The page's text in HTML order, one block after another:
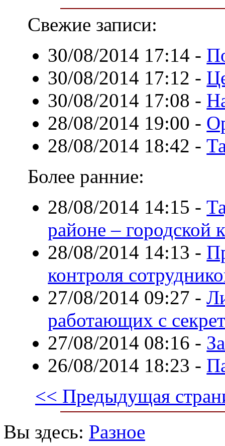
Свежие записи:
30/08/2014 17:14 -
30/08/2014 17:12 -
30/08/2014 17:08 -
28/08/2014 19:00 -
28/08/2014 18:42 -
Более ранние:
28/08/2014 14:15 -
районе – городской
28/08/2014 14:13 -
контроля
27/08/2014 09:27 -
работающих с
27/08/2014 08:16 -
26/08/2014 18:23 -
<< Предыдущая
Вы здесь: Разное